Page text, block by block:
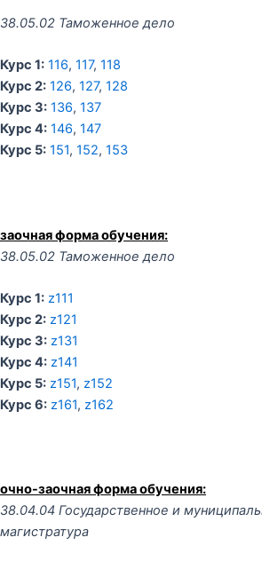
38.05.02 Таможенное дело
Курс 1: 116, 117, 118
Курс 2: 126, 127, 128
Курс 3: 136, 137
Курс 4: 146, 147
Курс 5: 151, 152, 153
заочная форма обучения:
38.05.02 Таможенное дело
Курс 1: z111
Курс 2: z121
Курс 3: z131
Курс 4: z141
Курс 5: z151, z152
Курс 6: z161, z162
очно-заочная форма обучения:
38.04.04 Государственное и
магистратура